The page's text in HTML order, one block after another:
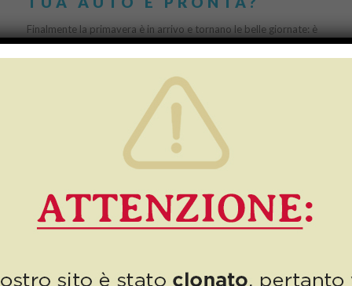
Finalmente la primavera è in arrivo e tornano le belle giornate: è
questo il momento migliore per rimettere a lucido l’auto dopo un
lungo inverno! Aver […]